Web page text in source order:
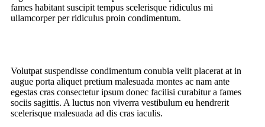
fames habitant suscipit tempus scelerisque ridiculus mi
ullamcorper per ridiculus proin condimentum.
Volutpat suspendisse condimentum conubia velit placerat at in
augue porta aliquet pretium malesuada montes ac nam ante
egestas cras consectetur ipsum donec facilisi curabitur a fames
sociis sagittis. A luctus non viverra vestibulum eu hendrerit
scelerisque malesuada ad dis cras iaculis.